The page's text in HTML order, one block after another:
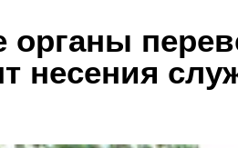
органы
несения